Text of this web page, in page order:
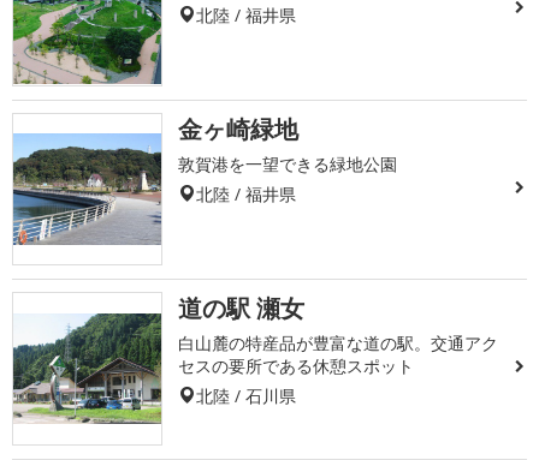
北陸 / 福井県
金ヶ崎緑地
敦賀港を一望できる緑地公園
北陸 / 福井県
道の駅 瀬女
白山麓の特産品が豊富な道の駅。交通アク
セスの要所である休憩スポット
北陸 / 石川県